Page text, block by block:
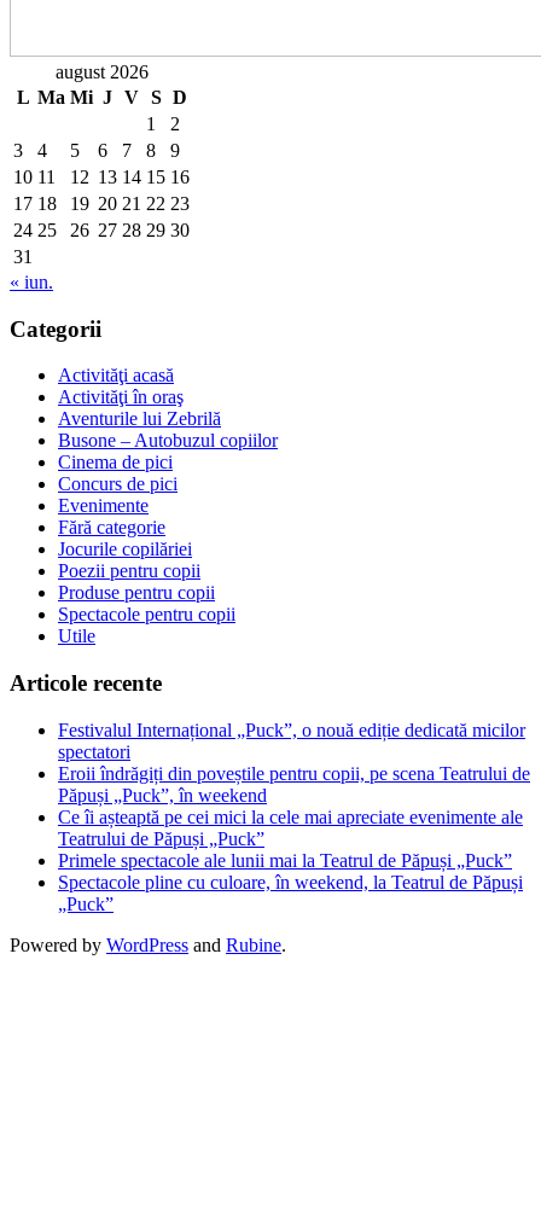
august 2026
L Ma Mi J V S D
1
2
3
4 5 6 7 8
9
10 11 12 13 14 15 16
17 18 19 20 21 22 23
24 25 26 27 28 29 30
31
« iun.
Categorii
Activităţi acasă
Activităţi în oraş
Aventurile lui Zebrilă
Busone – Autobuzul copiilor
Cinema de pici
Concurs de pici
Evenimente
Fără categorie
Jocurile copilăriei
Poezii pentru copii
Produse pentru copii
Spectacole pentru copii
Utile
Articole recente
Festivalul Internațional „Puck”, o nouă ediție dedicată micilor
spectatori
Eroii îndrăgiți din poveștile pentru copii, pe scena Teatrului de
Păpuși „Puck”, în weekend
Ce îi așteaptă pe cei mici la cele mai apreciate evenimente ale
Teatrului de Păpuși „Puck”
Primele spectacole ale lunii mai la Teatrul de Păpuși „Puck”
Spectacole pline cu culoare, în weekend, la Teatrul de Păpuși
„Puck”
Powered by WordPress and Rubine.